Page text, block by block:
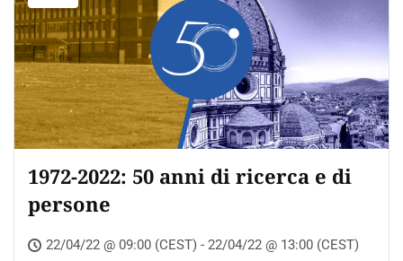
1972-2022: 50 anni di ricerca e di
persone
22/04/22 @ 09:00 (CEST) - 22/04/22 @ 13:00 (CEST)